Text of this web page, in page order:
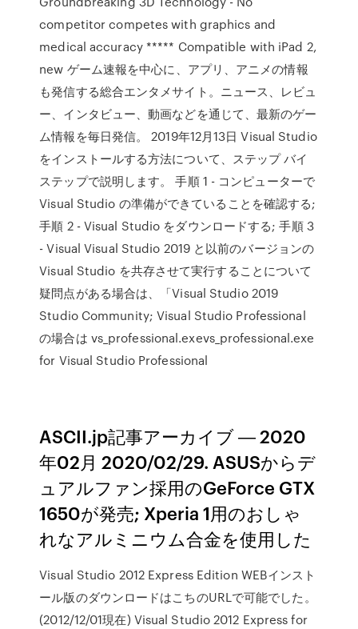
competitor competes with graphics and
medical accuracy ***** Compatible with iPad 2,
new ゲーム速報を中心に、アプリ、アニメの情報
も発信する総合エンタメサイト。ニュース、レビュ
ー、インタビュー、動画などを通じて、最新のゲー
ム情報を毎日発信。 2019年12月13日 Visual Studio
をインストールする方法について、ステップ バイ
ステップで説明します。 手順 1 - コンピューターで
Visual Studio の準備ができていることを確認する;
手順 2 - Visual Studio をダウンロードする; 手順 3
- Visual Visual Studio 2019 と以前のバージョンの
Visual Studio を共存させて実行することについて
疑問点がある場合は、「Visual Studio 2019
Studio Community; Visual Studio Professional
の場合は vs_professional.exevs_professional.exe
for Visual Studio Professional
ASCII.jp記事アーカイブ ― 2020
年02月 2020/02/29. ASUSからデ
ュアルファン採用のGeForce GTX
1650が発売; Xperia 1用のおしゃ
れなアルミニウム合金を使用した
Visual Studio 2012 Express Edition WEBインスト
ール版のダウンロードはこちのURLで可能でした。
(2012/12/01現在) Visual Studio 2012 Express for